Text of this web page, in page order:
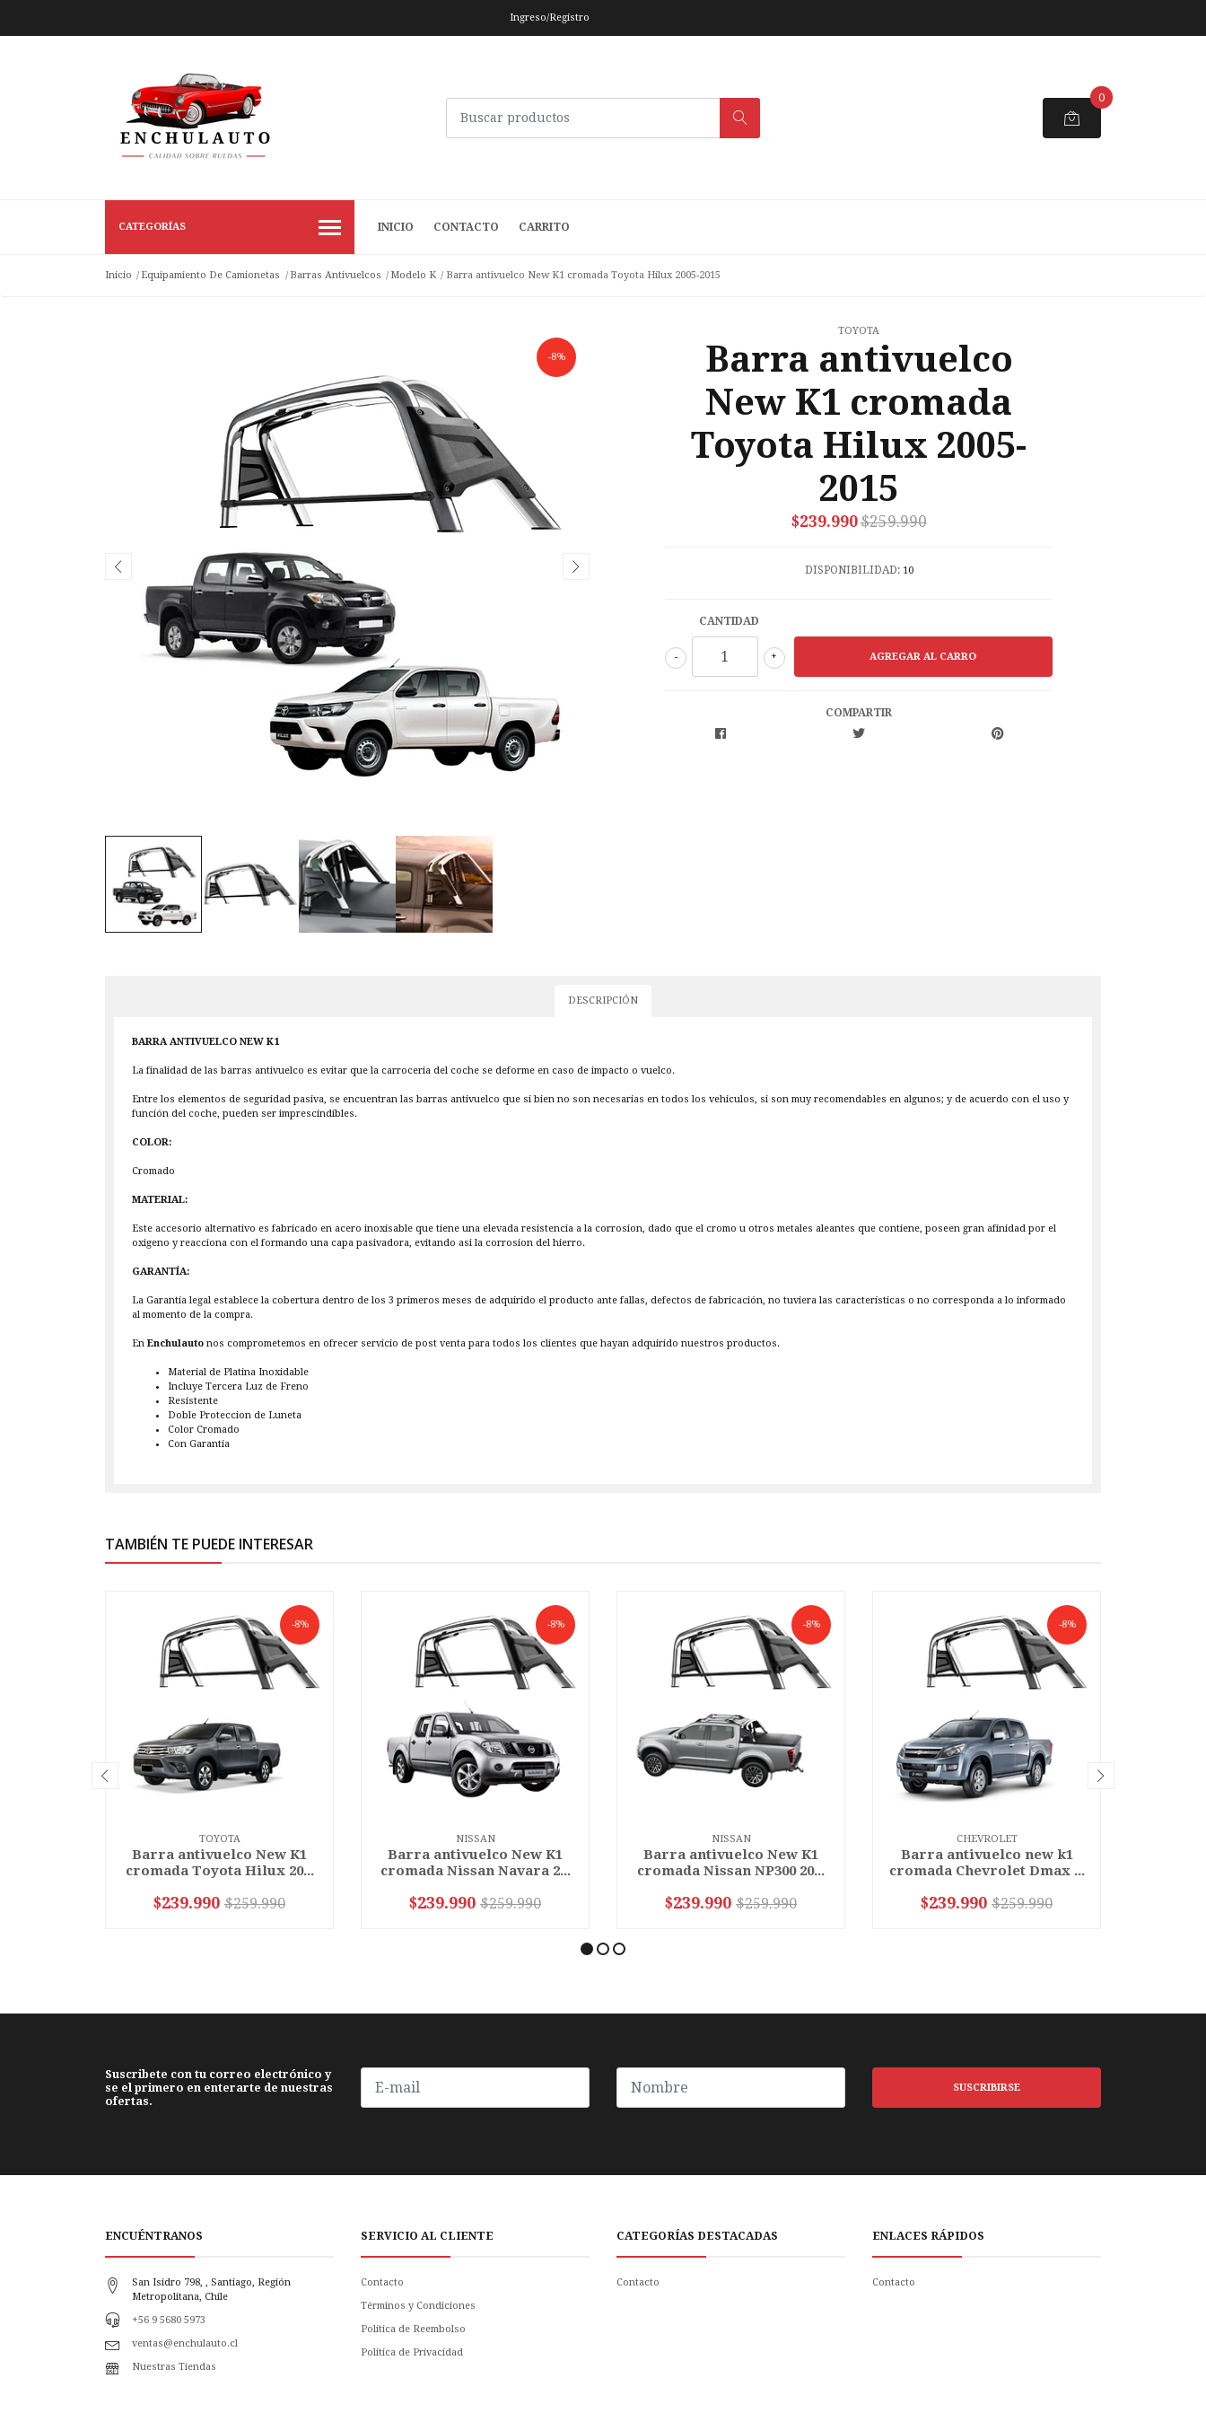
Ingreso/Registro
0
CATEGORÍAS INICIO CONTACTO CARRITO
Inicio Equipamiento De Camionetas Barras Antivuelcos Modelo K Barra antivuelco New K1 cromada Toyota Hilux 2005-2015
-8%
TOYOTA
Barra antivuelco
New K1 cromada
Toyota Hilux 2005-
2015
$239.990$259.990
DISPONIBILIDAD: 10
CANTIDAD
+
-
COMPARTIR
DESCRIPCIÓN
BARRA ANTIVUELCO NEW K1
La finalidad de las barras antivuelco es evitar que la carroceria del coche se deforme en caso de impacto o vuelco.
Entre los elementos de seguridad pasiva, se encuentran las barras antivuelco que si bien no son necesarias en todos los vehiculos, si son muy recomendables en algunos; y de acuerdo con el uso y
función del coche, pueden ser imprescindibles.
COLOR:
Cromado
MATERIAL:
Este accesorio alternativo es fabricado en acero inoxisable que tiene una elevada resistencia a la corrosion, dado que el cromo u otros metales aleantes que contiene, poseen gran afinidad por el
oxigeno y reacciona con el formando una capa pasivadora, evitando asi la corrosion del hierro.
GARANTÍA:
La Garantía legal establece la cobertura dentro de los 3 primeros meses de adquirido el producto ante fallas, defectos de fabricación, no tuviera las características o no corresponda a lo informado
al momento de la compra.
En Enchulauto nos comprometemos en ofrecer servicio de post venta para todos los clientes que hayan adquirido nuestros productos.
Material de Platina Inoxidable
Incluye Tercera Luz de Freno
Resistente
Doble Proteccion de Luneta
Color Cromado
Con Garantia
TAMBIÉN TE PUEDE INTERESAR
-8%
TOYOTA
Barra antivuelco New K1
cromada Toyota Hilux 20...
+
$239.990 $259.990
-8%
NISSAN
Barra antivuelco New K1
cromada Nissan Navara 2...
+
$239.990 $259.990
-8%
NISSAN
Barra antivuelco New K1
cromada Nissan NP300 20...
+
$239.990 $259.990
-8%
CHEVROLET
Barra antivuelco new k1
cromada Chevrolet Dmax ...
+
$239.990 $259.990
Suscribete con tu correo electrónico y
se el primero en enterarte de nuestras
ofertas.
SUSCRIBIRSE
ENCUÉNTRANOS
San Isidro 798, , Santiago, Región
Metropolitana, Chile
+56 9 5680 5973
ventas@enchulauto.cl
Nuestras Tiendas
SERVICIO AL CLIENTE
Contacto
Términos y Condiciones
Política de Reembolso
Politica de Privacidad
CATEGORÍAS DESTACADAS
Contacto
ENLACES RÁPIDOS
Contacto